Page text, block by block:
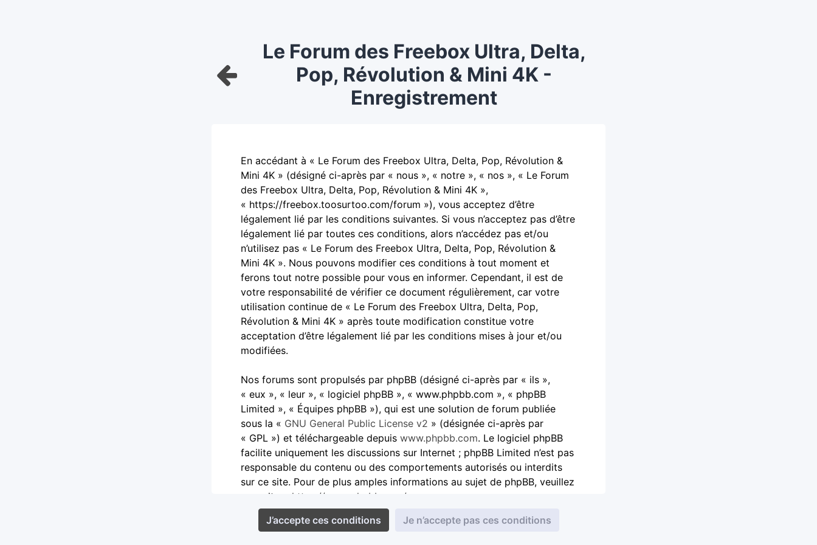
Le Forum des Freebox Ultra, Delta,
Pop, Révolution & Mini 4K -
Enregistrement
En accédant à « Le Forum des Freebox Ultra, Delta, Pop, Révolution &
Mini 4K » (désigné ci-après par « nous », « notre », « nos », « Le Forum
des Freebox Ultra, Delta, Pop, Révolution & Mini 4K »,
« https://freebox.toosurtoo.com/forum »), vous acceptez d’être
légalement lié par les conditions suivantes. Si vous n’acceptez pas d’être
légalement lié par toutes ces conditions, alors n’accédez pas et/ou
n’utilisez pas « Le Forum des Freebox Ultra, Delta, Pop, Révolution &
Mini 4K ». Nous pouvons modifier ces conditions à tout moment et
ferons tout notre possible pour vous en informer. Cependant, il est de
votre responsabilité de vérifier ce document régulièrement, car votre
utilisation continue de « Le Forum des Freebox Ultra, Delta, Pop,
Révolution & Mini 4K » après toute modification constitue votre
acceptation d’être légalement lié par les conditions mises à jour et/ou
modifiées.
Nos forums sont propulsés par phpBB (désigné ci-après par « ils »,
« eux », « leur », « logiciel phpBB », « www.phpbb.com », « phpBB
Limited », « Équipes phpBB »), qui est une solution de forum publiée
sous la « GNU General Public License v2 » (désignée ci-après par
« GPL ») et téléchargeable depuis www.phpbb.com. Le logiciel phpBB
facilite uniquement les discussions sur Internet ; phpBB Limited n’est pas
responsable du contenu ou des comportements autorisés ou interdits
sur ce site. Pour de plus amples informations au sujet de phpBB, veuillez
consulter : https://www.phpbb.com/
Vous acceptez de ne pas publier de contenu abusif, obscène, vulgaire,